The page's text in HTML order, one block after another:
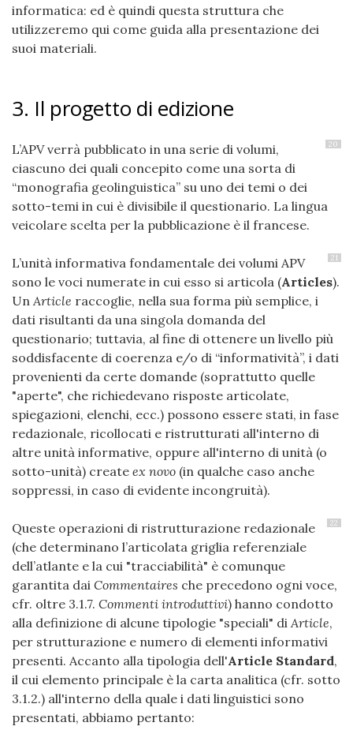
informatica: ed è quindi questa struttura che
utilizzeremo qui come guida alla presentazione dei
suoi materiali.
3. Il progetto di edizione
20
L’APV verrà pubblicato in una serie di volumi,
ciascuno dei quali concepito come una sorta di
“monografia geolinguistica” su uno dei temi o dei
sotto-temi in cui è divisibile il questionario. La lingua
veicolare scelta per la pubblicazione è il francese.
21
L’unità informativa fondamentale dei volumi APV
sono le voci numerate in cui esso si articola (Articles).
Un Article raccoglie, nella sua forma più semplice, i
dati risultanti da una singola domanda del
questionario; tuttavia, al fine di ottenere un livello più
soddisfacente di coerenza e/o di “informatività”, i dati
provenienti da certe domande (soprattutto quelle
"aperte", che richiedevano risposte articolate,
spiegazioni, elenchi, ecc.) possono essere stati, in fase
redazionale, ricollocati e ristrutturati all'interno di
altre unità informative, oppure all'interno di unità (o
sotto-unità) create ex novo (in qualche caso anche
soppressi, in caso di evidente incongruità).
22
Queste operazioni di ristrutturazione redazionale
(che determinano l’articolata griglia referenziale
dell’atlante e la cui "tracciabilità" è comunque
garantita dai Commentaires che precedono ogni voce,
cfr. oltre 3.1.7. Commenti introduttivi) hanno condotto
alla definizione di alcune tipologie "speciali" di Article,
per strutturazione e numero di elementi informativi
presenti. Accanto alla tipologia dell'Article Standard,
il cui elemento principale è la carta analitica (cfr. sotto
3.1.2.) all'interno della quale i dati linguistici sono
presentati, abbiamo pertanto: